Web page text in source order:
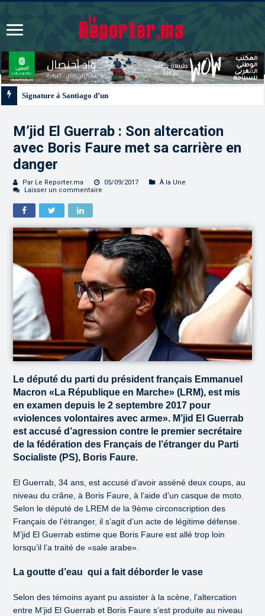
M’jid El Guerrab : Son altercation
avec Boris Faure met sa carrière en
danger
Par Le Reporter.ma 05/09/2017
À la Une
Laisser un commentaire
Le député du parti du président français Emmanuel
Macron «La République en Marche» (LRM), est mis
en examen depuis le 2 septembre 2017 pour
«violences volontaires avec arme». M’jid El Guerrab
est accusé d’agression contre le premier secrétaire
de la fédération des Français de l’étranger du Parti
Socialiste (PS), Boris Faure.
El Guerrab, 34 ans, est accusé d’avoir asséné deux coups, au
niveau du crâne, à Boris Faure, à l’aide d’un casque de moto.
Selon le député de LREM de la 9ème circonscription des
Français de l’étranger, il s’agit d’un acte de légitime défense.
M’jid El Guerrab estime que Boris Faure est allé trop loin
lorsqu’il l’a traité de «sale arabe».
La goutte d’eau qui a fait déborder le vase
Selon des témoins ayant pu assister à la scène, l’altercation
entre M’jid El Guerrab et Boris Faure s’est produite au niveau